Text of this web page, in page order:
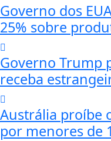
Governo dos
25% sobre
Governo Trump
receba
Austrália proíbe
por menores de